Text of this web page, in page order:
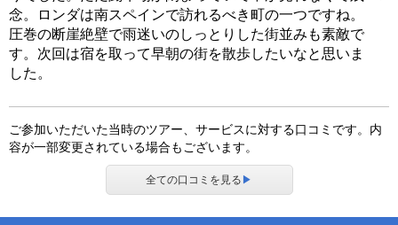
念。ロンダは南スペインで訪れるべき町の一つですね。
圧巻の断崖絶壁で雨迷いのしっとりした街並みも素敵で
す。次回は宿を取って早朝の街を散歩したいなと思いま
した。
ご参加いただいた当時のツアー、サービスに対する口コミです。内
容が一部変更されている場合もございます。
全ての口コミを見る ▶